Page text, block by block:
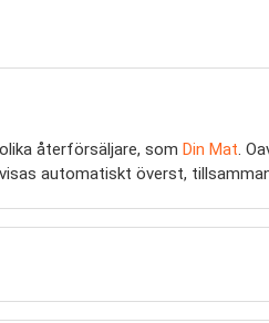
återförsäljare, som Din Mat.
automatiskt överst,